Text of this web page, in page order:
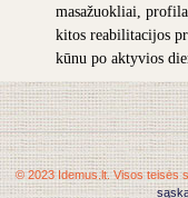
masažuokliai,
kitos reabilitacijos
kūnu po aktyvios
© 2023 Idemus.lt. Visos teisės